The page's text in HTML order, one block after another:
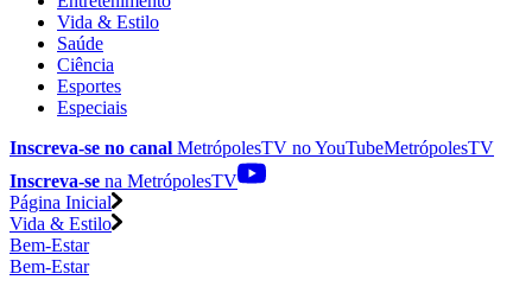
Vida & Estilo
Saúde
Ciência
Esportes
Especiais
Inscreva-se no canal MetrópolesTV noYouTubeMetrópolesTV
Inscreva-se na MetrópolesTV
Página Inicial
Vida & Estilo
Bem-Estar
Bem-Estar